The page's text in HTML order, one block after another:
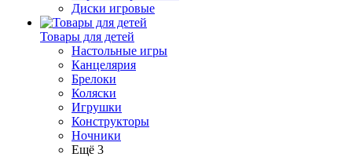
Диски игровые
Товары для детей
Настольные игры
Канцелярия
Брелоки
Коляски
Игрушки
Конструкторы
Ночники
Ещё 3